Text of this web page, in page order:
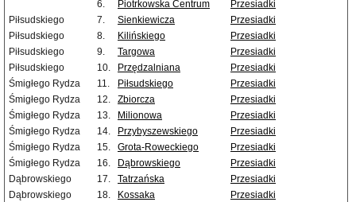
6.
Piotrkowska Centrum
Przesiadki
Piłsudskiego
7. Sienkiewicza
Przesiadki
Piłsudskiego
8. Kilińskiego
Przesiadki
Piłsudskiego
9. Targowa
Przesiadki
Piłsudskiego
10. Przędzalniana
Przesiadki
Śmigłego Rydza
11. Piłsudskiego
Przesiadki
Śmigłego Rydza
12. Zbiorcza
Przesiadki
Śmigłego Rydza
13. Milionowa
Przesiadki
Śmigłego Rydza
14. Przybyszewskiego
Przesiadki
Śmigłego Rydza
15. Grota-Roweckiego
Przesiadki
Śmigłego Rydza
16. Dąbrowskiego
Przesiadki
Dąbrowskiego
17. Tatrzańska
Przesiadki
Dąbrowskiego
18. Kossaka
Przesiadki